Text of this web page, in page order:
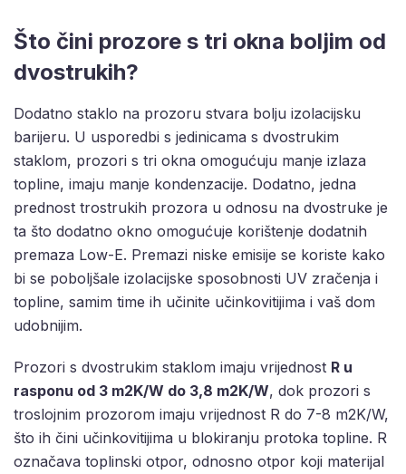
Što čini prozore s tri okna boljim od
dvostrukih?
Dodatno staklo na prozoru stvara bolju izolacijsku
barijeru. U usporedbi s jedinicama s dvostrukim
staklom, prozori s tri okna omogućuju manje izlaza
topline, imaju manje kondenzacije. Dodatno, jedna
prednost trostrukih prozora u odnosu na dvostruke je
ta što dodatno okno omogućuje korištenje dodatnih
premaza Low-E. Premazi niske emisije se koriste kako
bi se poboljšale izolacijske sposobnosti UV zračenja i
topline, samim time ih učinite učinkovitijima i vaš dom
udobnijim.
Prozori s dvostrukim staklom imaju vrijednost R u
rasponu od 3 m2K/W do 3,8 m2K/W, dok prozori s
troslojnim prozorom imaju vrijednost R do 7-8 m2K/W,
što ih čini učinkovitijima u blokiranju protoka topline. R
označava toplinski otpor, odnosno otpor koji materijal